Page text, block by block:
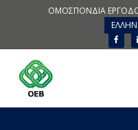
ΟΜΟΣΠΟΝΔΙΑ